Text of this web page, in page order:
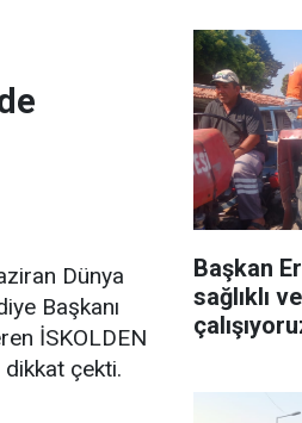
Dünya
Başkanı
İSKOLDEN
dikkat çekti.
Başkan
sağlıklı